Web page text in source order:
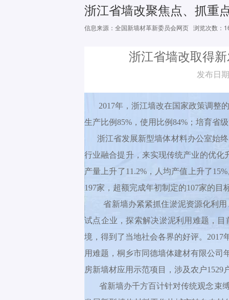
浙江省墙改聚焦点、抓重
信息来源：全国新墙材革新委员会网页 浏览次数：
浙江省墙改取得
发布日
2017年，浙江墙改在国家政策调整的
生产比例85%，使用比例84%；培育省
浙江省发展新型墙体材料办公室始终
行业融合提升，来实现传统产业的优化
产量上升了11.2%，人均产值上升了
197家，超额完成年初制定的107家的
省新墙办紧紧抓住淤泥资源化利用、
试点企业，探索解决淤泥利用难题，
境，得到了当地社会各界的好评。
用难题，桐乡市同德墙体建材有限公司
房新墙材应用示范项目，涉及农户1529
省新墙办千方百计针对传统观念束缚